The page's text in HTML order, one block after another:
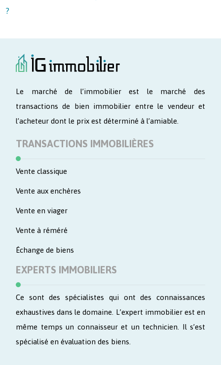
?
Le marché de l’immobilier est le marché des
transactions de bien immobilier entre le vendeur et
l’acheteur dont le prix est déterminé à l’amiable.
TRANSACTIONS IMMOBILIÈRES
Vente classique
Vente aux enchères
Vente en viager
Vente à réméré
Échange de biens
EXPERTS IMMOBILIERS
Ce sont des spécialistes qui ont des connaissances
exhaustives dans le domaine. L’expert immobilier est en
même temps un connaisseur et un technicien. Il s’est
spécialisé en évaluation des biens.